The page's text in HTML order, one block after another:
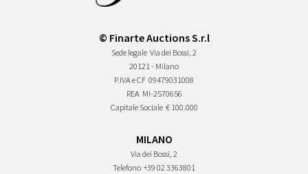
© Finarte Auctions S.r.l
Sede legale Via dei Bossi, 2
20121 - Milano
P.IVA e CF 09479031008
REA MI-2570656
Capitale Sociale € 100.000
MILANO
Via dei Bossi, 2
Telefono +39 02 3363801